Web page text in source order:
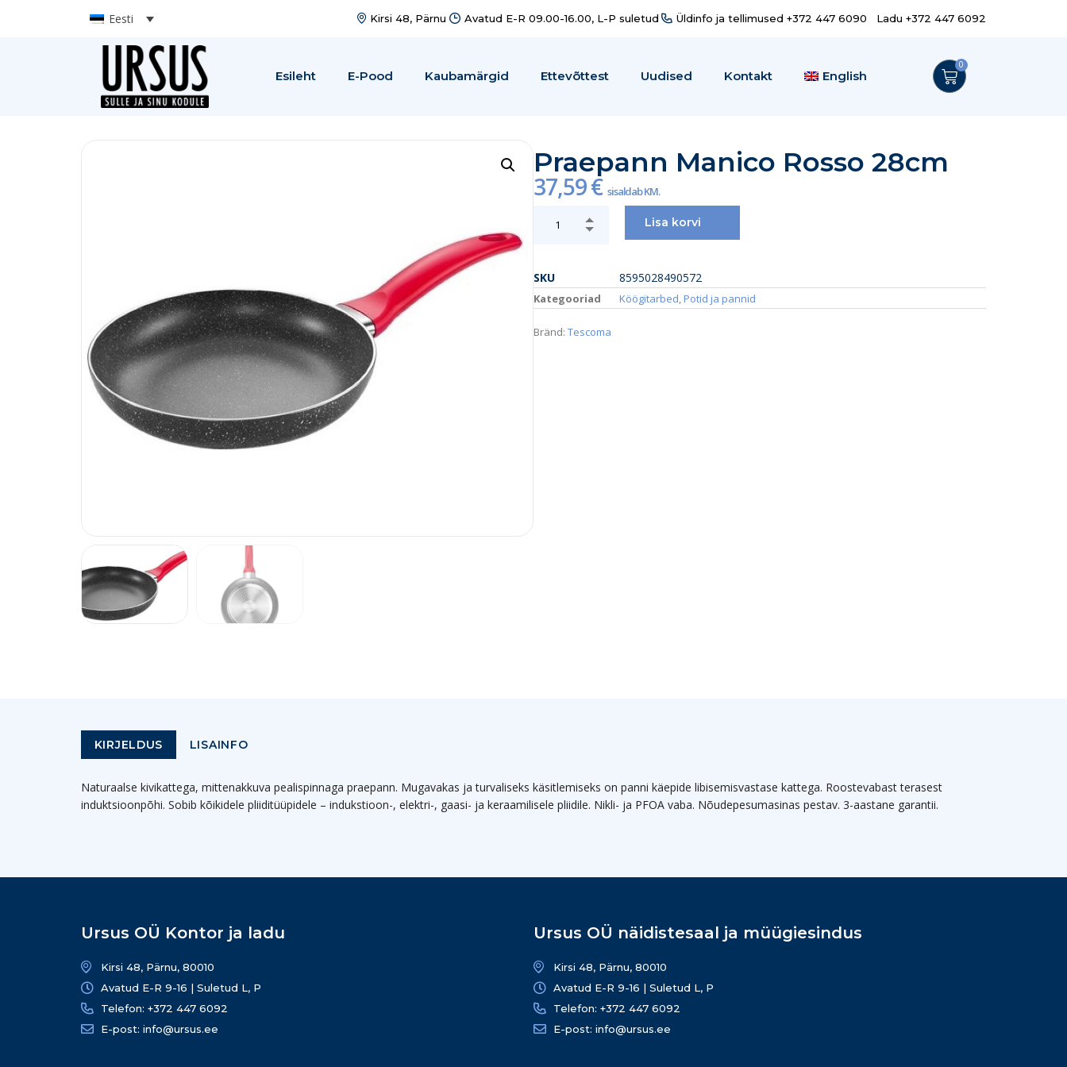
Eesti Kirsi 48, Pärnu Avatud E-R 09.00-16.00, L-P suletud Üldinfo ja tellimused +372 447 6090 Ladu +372 447 6092
Esileht E-Pood Kaubamärgid Ettevõttest Uudised Kontakt English
0
Praepann Manico Rosso 28cm
37,59€ sisaldab KM.
Lisa korvi
SKU 8595028490572
Kategooriad Köögitarbed, Potid ja pannid
Bränd: Tescoma
KIRJELDUS LISAINFO
Naturaalse kivikattega, mittenakkuva pealispinnaga praepann. Mugavakas ja turvaliseks käsitlemiseks on panni käepide libisemisvastase kattega. Roostevabast terasest
induktsioonpõhi. Sobib kõikidele pliiditüüpidele – indukstioon-, elektri-, gaasi- ja keraamilisele pliidile. Nikli- ja PFOA vaba. Nõudepesumasinas pestav. 3-aastane garantii.
Ursus OÜ Kontor ja ladu
Kirsi 48, Pärnu, 80010
Avatud E-R 9-16 | Suletud L, P
Telefon: +372 447 6092
E-post: info@ursus.ee
Ursus OÜ näidistesaal ja müügiesindus
Kirsi 48, Pärnu, 80010
Avatud E-R 9-16 | Suletud L, P
Telefon: +372 447 6092
E-post: info@ursus.ee